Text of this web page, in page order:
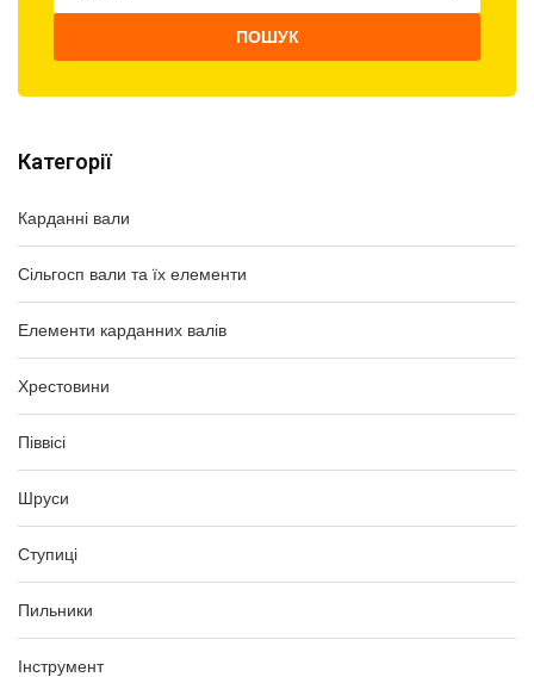
ПОШУК
Категорії
Карданні вали
Сільгосп вали та їх елементи
Елементи карданних валів
Хрестовини
Піввісі
Шруси
Ступиці
Пильники
Інструмент